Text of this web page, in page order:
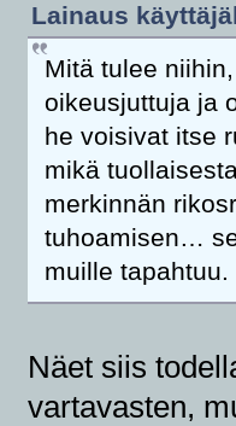
Lainaus
Mitä tulee
oikeusjuttuja ja
he voisivat itse
mikä
merkinnän
tuhoamisen…
muille tapahtuu.
Näet siis
vartavasten,